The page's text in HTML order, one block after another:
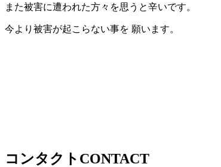
また被害に遭われた方々を思うと辛いです。
今より被害が起こらない事を 願います。
コンタクト CONTACT